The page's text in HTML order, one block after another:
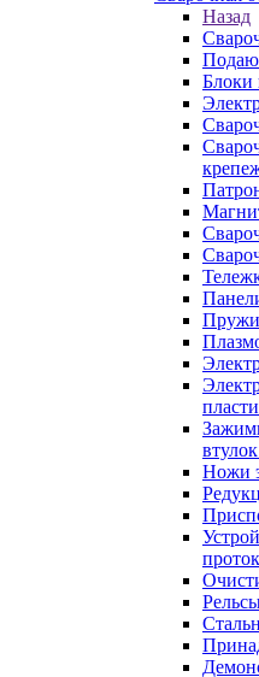
Назад
Блоки
Ножи